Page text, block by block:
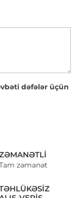
dəfələr üçün
zəmanət